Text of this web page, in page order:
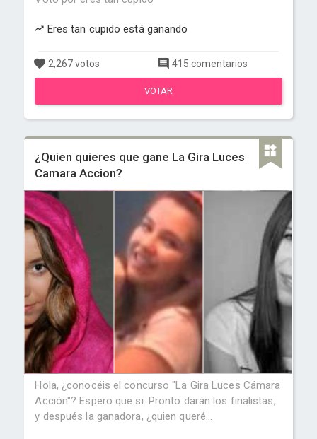
Eres tan cupido está ganando
2,267 votos 415 comentarios
VOTAR
¿Quien quieres que gane La Gira Luces
Camara Accion?
Hola, ¿conocéis el concurso "La Gira Luces Cámara
Acción"? Espero que si. Pronto darán los finalistas,
y después la ganadora, ¿quien queré...